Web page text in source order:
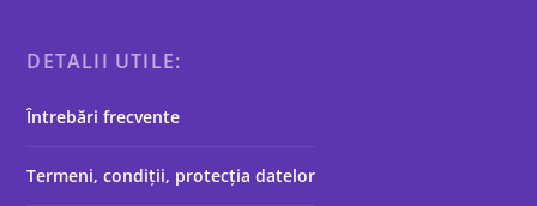
DETALII UTILE:
Întrebări frecvente
Termeni, condiții, protecția datelor